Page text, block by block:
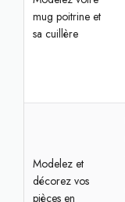
mug poitrine et
sa cuillère
Modelez et
décorez vos
pièces en